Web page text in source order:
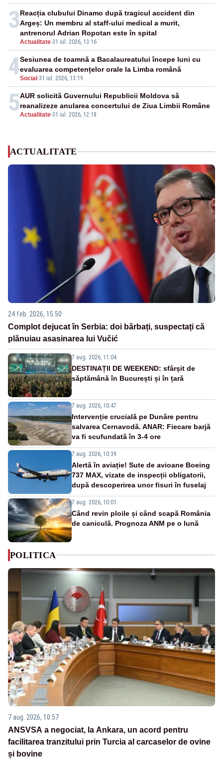
3
Actualitate-31 iul. 2026, 13:16
Reacția clubului Dinamo după tragicul accident din
Argeș: Un membru al staff-ului medical a murit,
antrenorul Adrian Ropotan este în spital
4Social -31 iul. 2026, 13:19
Sesiunea de toamnă a Bacalaureatului începe luni cu
evaluarea competențelor orale la Limba română
5Actualitate-31 iul. 2026, 12:18
AUR solicită Guvernului Republicii Moldova să
reanalizeze anularea concertului de Ziua Limbii Române
ACTUALITATE
24 feb. 2026, 15:50
Complot dejucat în Serbia: doi bărbați, suspectați că
plănuiau asasinarea lui Vučić
7 aug. 2026, 11:04
DESTINAȚII DE WEEKEND: sfârșit de
săptămână în București și în țară
7 aug. 2026, 10:47
Intervenție crucială pe Dunăre pentru
salvarea Cernavodă. ANAR: Fiecare barjă
va fi scufundată în 3-4 ore
7 aug. 2026, 10:39
Alertă în aviație! Sute de avioane Boeing
737 MAX, vizate de inspecții obligatorii,
după descoperirea unor fisuri în fuselaj
7 aug. 2026, 10:01
Când revin ploile și când scapă România
de caniculă. Prognoza ANM pe o lună
POLITICA
7 aug. 2026, 10:57
ANSVSA a negociat, la Ankara, un acord pentru
facilitarea tranzitului prin Turcia al carcaselor de ovine
și bovine